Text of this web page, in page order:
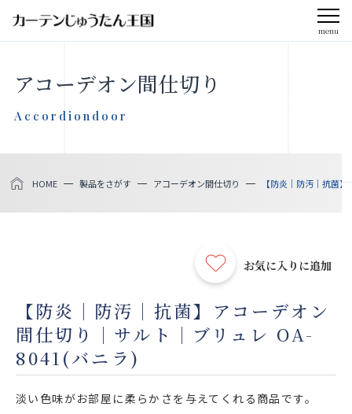
menu
会社案内
お知らせ
製品をさがす
店舗をさがす
アコーデオン間仕切り
Accordiondoor
HOME 製品をさがす アコーデオン間仕切り 【防炎｜防汚｜抗菌
お気に入りに追加
【防炎｜防汚｜抗菌】アコーデオン
間仕切り｜サルト｜ブリュレ OA-
8041(バニラ)
淡い色味がお部屋に柔らかさを与えてくれる商品です。